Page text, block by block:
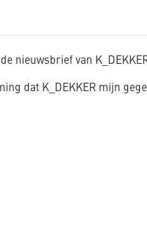
nieuwsbrief van
dat K_DEKKER mijn